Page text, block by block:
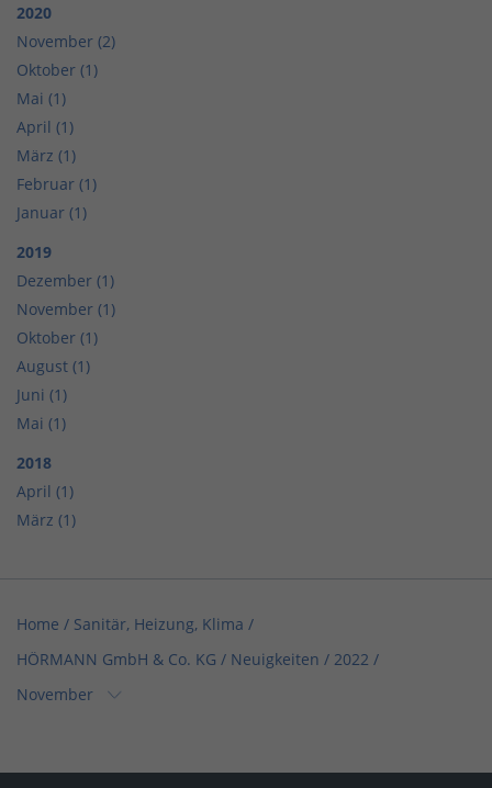
2020
November (2)
Oktober (1)
Mai (1)
April (1)
März (1)
Februar (1)
Januar (1)
2019
Dezember (1)
November (1)
Oktober (1)
August (1)
Juni (1)
Mai (1)
2018
April (1)
März (1)
Home / Sanitär, Heizung, Klima /
HÖRMANN GmbH & Co. KG / Neuigkeiten / 2022 /
November
HÖRMANN GmbH & Co. KG / Neuigkeiten / 2022 / November